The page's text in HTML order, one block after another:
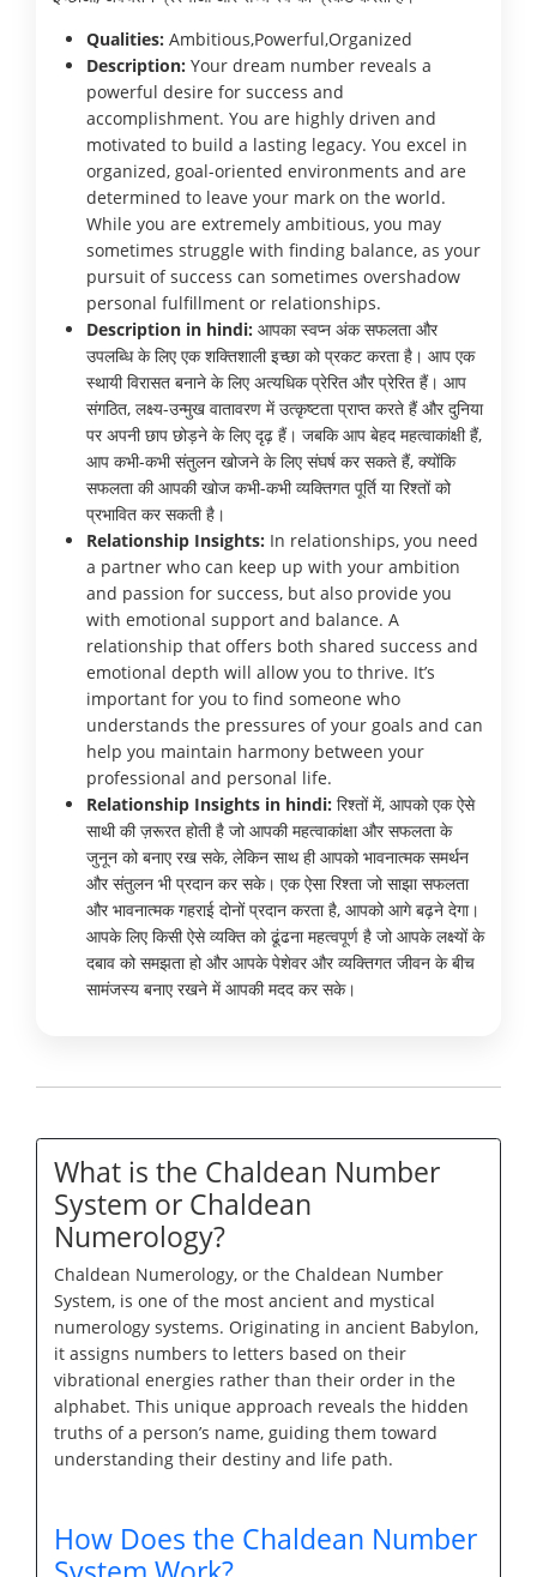
Qualities: Ambitious,Powerful,Organized
Description: Your dream number reveals a
powerful desire for success and
accomplishment. You are highly driven and
motivated to build a lasting legacy. You excel in
organized, goal-oriented environments and are
determined to leave your mark on the world.
While you are extremely ambitious, you may
sometimes struggle with finding balance, as your
pursuit of success can sometimes overshadow
personal fulfillment or relationships.
Description in hindi: आपका स्वप्न अंक सफलता और
उपलब्धि के लिए एक शक्तिशाली इच्छा को प्रकट करता है। आप एक
स्थायी विरासत बनाने के लिए अत्यधिक प्रेरित और प्रेरित हैं। आप
संगठित, लक्ष्य-उन्मुख वातावरण में उत्कृष्टता प्राप्त करते हैं और दुनिया
पर अपनी छाप छोड़ने के लिए दृढ़ हैं। जबकि आप बेहद महत्वाकांक्षी हैं,
आप कभी-कभी संतुलन खोजने के लिए संघर्ष कर सकते हैं, क्योंकि
सफलता की आपकी खोज कभी-कभी व्यक्तिगत पूर्ति या रिश्तों को
प्रभावित कर सकती है।
Relationship Insights: In relationships, you need
a partner who can keep up with your ambition
and passion for success, but also provide you
with emotional support and balance. A
relationship that offers both shared success and
emotional depth will allow you to thrive. It’s
important for you to find someone who
understands the pressures of your goals and can
help you maintain harmony between your
professional and personal life.
Relationship Insights in hindi: रिश्तों में, आपको एक ऐसे
साथी की ज़रूरत होती है जो आपकी महत्वाकांक्षा और सफलता के
जुनून को बनाए रख सके, लेकिन साथ ही आपको भावनात्मक समर्थन
और संतुलन भी प्रदान कर सके। एक ऐसा रिश्ता जो साझा सफलता
और भावनात्मक गहराई दोनों प्रदान करता है, आपको आगे बढ़ने देगा।
आपके लिए किसी ऐसे व्यक्ति को ढूंढना महत्वपूर्ण है जो आपके लक्ष्यों के
दबाव को समझता हो और आपके पेशेवर और व्यक्तिगत जीवन के बीच
सामंजस्य बनाए रखने में आपकी मदद कर सके।
What is the Chaldean Number
System or Chaldean
Numerology?
Chaldean Numerology, or the Chaldean Number
System, is one of the most ancient and mystical
numerology systems. Originating in ancient Babylon,
it assigns numbers to letters based on their
vibrational energies rather than their order in the
alphabet. This unique approach reveals the hidden
truths of a person’s name, guiding them toward
understanding their destiny and life path.
How Does the Chaldean Number